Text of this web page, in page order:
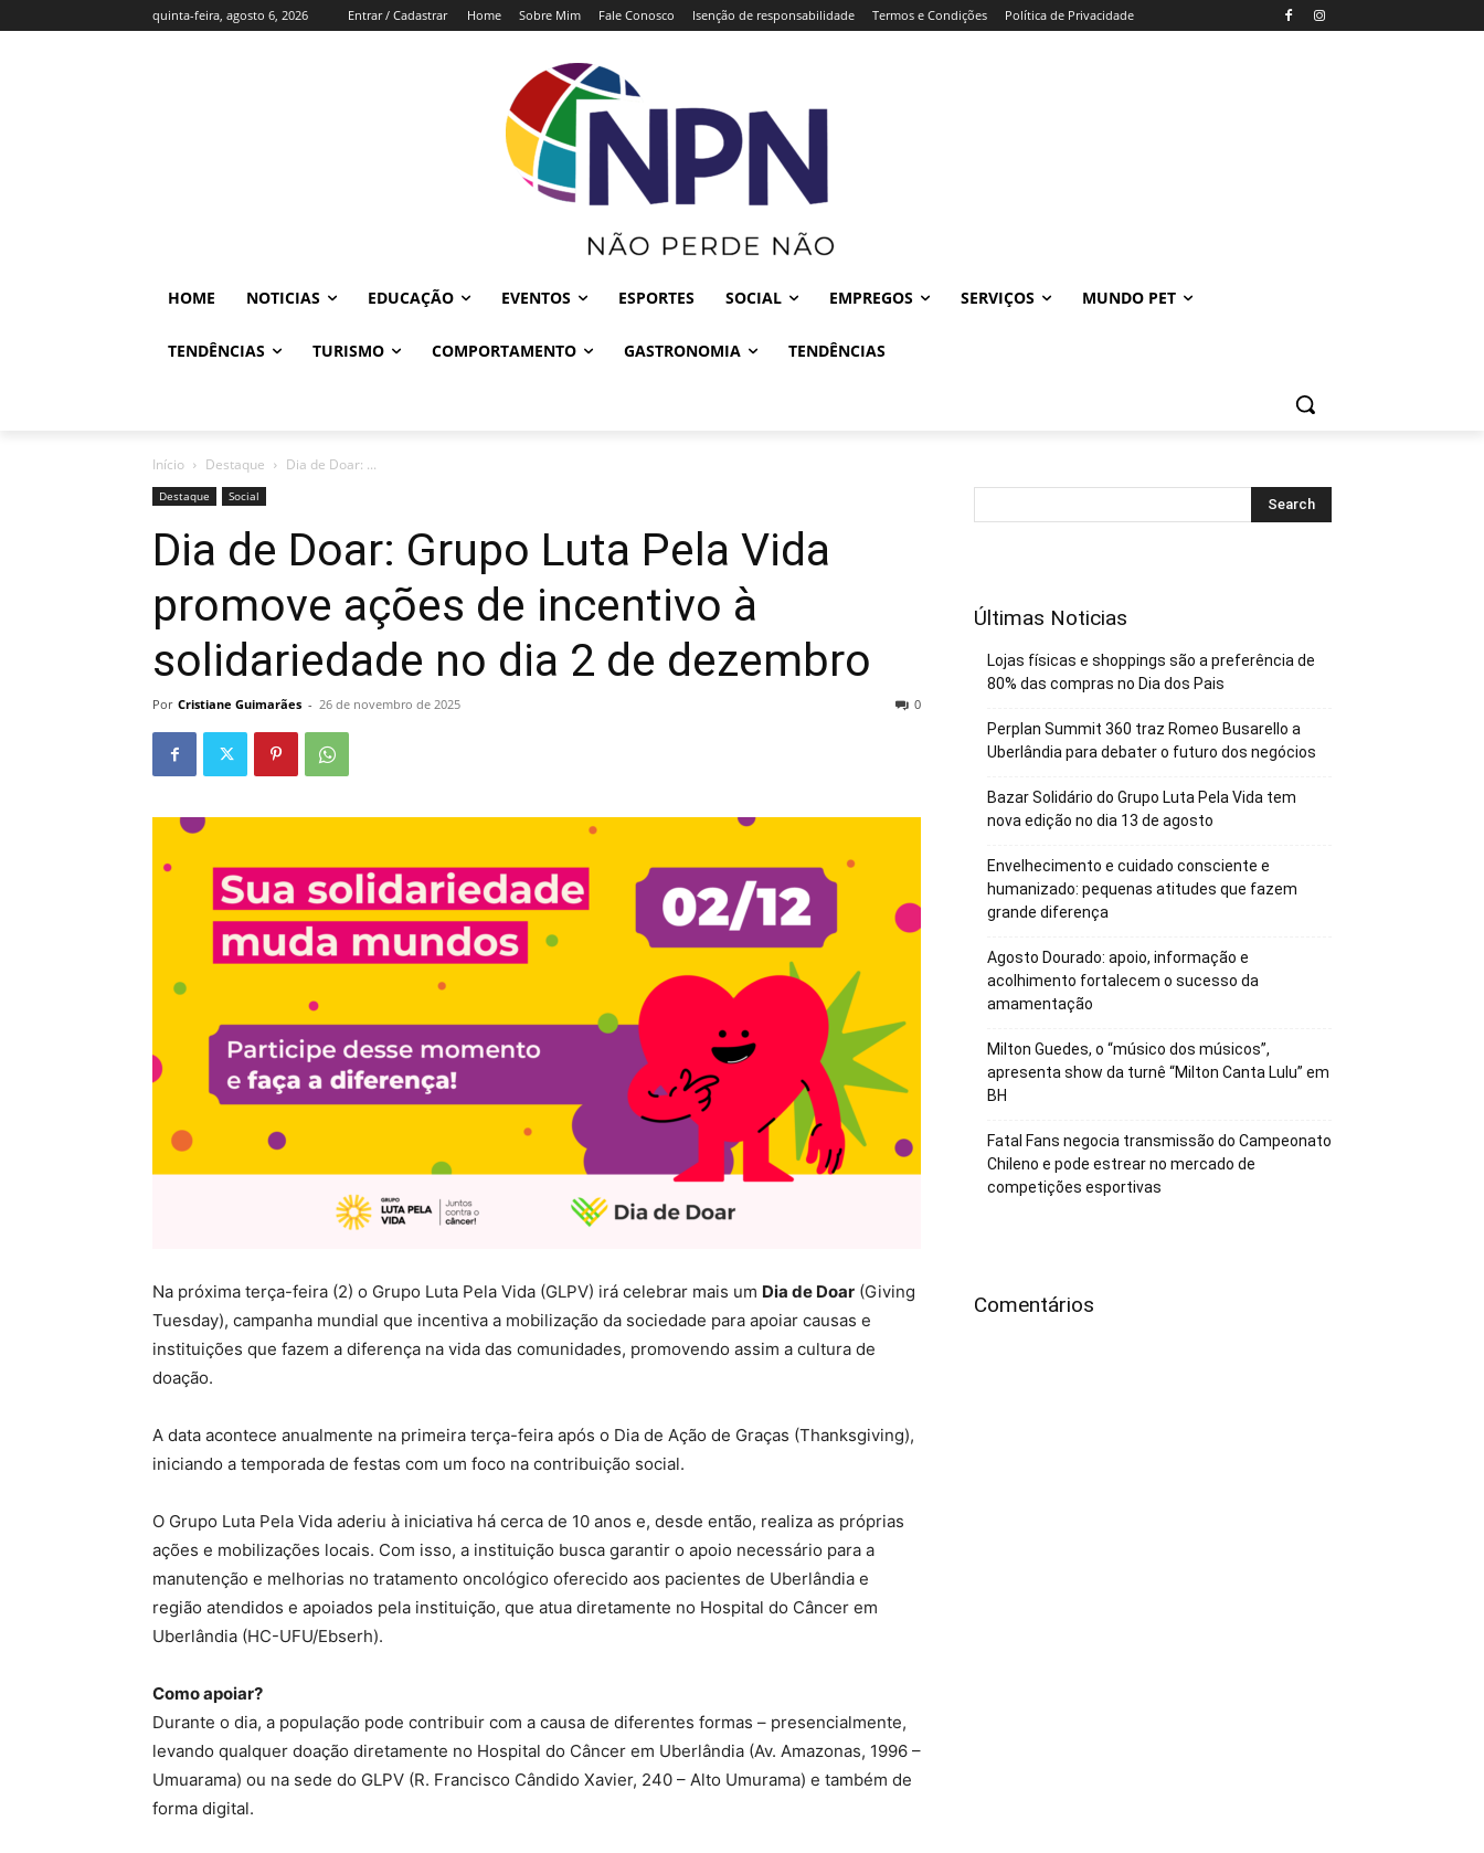
quinta-feira, agosto 6, 2026 Entrar / Cadastrar Home Sobre Mim Fale Conosco Isenção de responsabilidade Termos e Condições Política de Privacidade
HOME NOTICIAS EDUCAÇÃO EVENTOS ESPORTES SOCIAL EMPREGOS SERVIÇOS MUNDO PET
TENDÊNCIAS TURISMO COMPORTAMENTO GASTRONOMIA TENDÊNCIAS
Início Destaque Dia de Doar: ...
Destaque Social
Dia de Doar: Grupo Luta Pela Vida
promove ações de incentivo à
solidariedade no dia 2 de dezembro
Por Cristiane Guimarães - 26 de novembro de 2025 0
Na próxima terça-feira (2) o Grupo Luta Pela Vida (GLPV) irá celebrar mais um Dia de Doar (Giving
Tuesday), campanha mundial que incentiva a mobilização da sociedade para apoiar causas e
instituições que fazem a diferença na vida das comunidades, promovendo assim a cultura de
doação.
A data acontece anualmente na primeira terça-feira após o Dia de Ação de Graças (Thanksgiving),
iniciando a temporada de festas com um foco na contribuição social.
O Grupo Luta Pela Vida aderiu à iniciativa há cerca de 10 anos e, desde então, realiza as próprias
ações e mobilizações locais. Com isso, a instituição busca garantir o apoio necessário para a
manutenção e melhorias no tratamento oncológico oferecido aos pacientes de Uberlândia e
região atendidos e apoiados pela instituição, que atua diretamente no Hospital do Câncer em
Uberlândia (HC-UFU/Ebserh).
Como apoiar?
Durante o dia, a população pode contribuir com a causa de diferentes formas – presencialmente,
levando qualquer doação diretamente no Hospital do Câncer em Uberlândia (Av. Amazonas, 1996 –
Umuarama) ou na sede do GLPV (R. Francisco Cândido Xavier, 240 – Alto Umurama) e também de
forma digital.
Últimas Noticias
Lojas físicas e shoppings são a preferência de
80% das compras no Dia dos Pais
Perplan Summit 360 traz Romeo Busarello a
Uberlândia para debater o futuro dos negócios
Bazar Solidário do Grupo Luta Pela Vida tem
nova edição no dia 13 de agosto
Envelhecimento e cuidado consciente e
humanizado: pequenas atitudes que fazem
grande diferença
Agosto Dourado: apoio, informação e
acolhimento fortalecem o sucesso da
amamentação
Milton Guedes, o “músico dos músicos”,
apresenta show da turnê “Milton Canta Lulu” em
BH
Fatal Fans negocia transmissão do Campeonato
Chileno e pode estrear no mercado de
competições esportivas
Comentários